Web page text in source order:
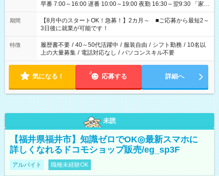
早番 7:00～16:00 遅番 10:00～19:00 夜勤 16:30～翌9:30 「家族
と休みを合わせたい」 「余裕を持って夕飯の準備がしたい」
「できれば残業はしたくない」 など、ご希望を教えてください
ね。 ※Wワーク希望の方へ 今ご覧のお仕事で希望する勤務時間
と、もう1つのお仕事の勤務時間。 合計で週40時間を超える場
合は応募できません。
期間
【8月中のスタートOK！急募！】2カ月～ ■ご応募から最短2～
3日後に就業が可能です！
特徴 履歴書不要 / 40～50代活躍中 / 服装自由 / シフト勤務 / 10名以
上の大量募集 / 電話対応なし / パソコンスキル不要
気になる！ 応募する 詳細へ
未読
【福井県福井市】知識ゼロでOK◎最新スマホに
詳しくなれるドコモショップ販売/eg_sp3F
アルバイト 職種未経験OK